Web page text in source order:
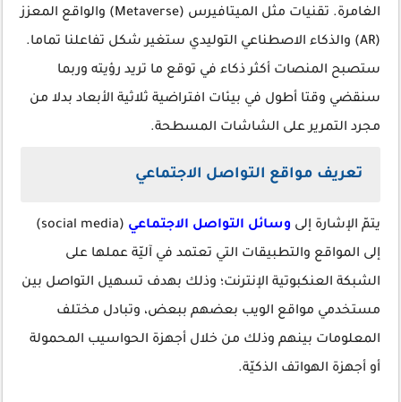
الغامرة. تقنيات مثل الميتافيرس (Metaverse) والواقع المعزز
(AR) والذكاء الاصطناعي التوليدي ستغير شكل تفاعلنا تماما.
ستصبح المنصات أكثر ذكاء في توقع ما تريد رؤيته وربما
سنقضي وقتا أطول في بيئات افتراضية ثلاثية الأبعاد بدلا من
مجرد التمرير على الشاشات المسطحة.
تعريف مواقع التواصل الاجتماعي
يتمّ الإشارة إلى وسائل التواصل الاجتماعي
(social media)
إلى المواقع والتطبيقات التي تعتمد في آليّة عملها على
الشبكة العنكبوتية الإنترنت؛ وذلك بهدف تسهيل التواصل بين
مستخدمي مواقع الويب بعضهم ببعض، وتبادل مختلف
المعلومات بينهم وذلك من خلال أجهزة الحواسيب المحمولة
أو أجهزة الهواتف الذكيّة.